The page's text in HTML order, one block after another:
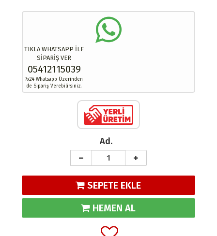
TIKLA WHATSAPP İLE
SİPARİŞ VER
05412115039
7x24 Whatsapp Üzerinden
de Sipariş Verebilirsiniz.
Ad.
SEPETE EKLE
HEMEN AL